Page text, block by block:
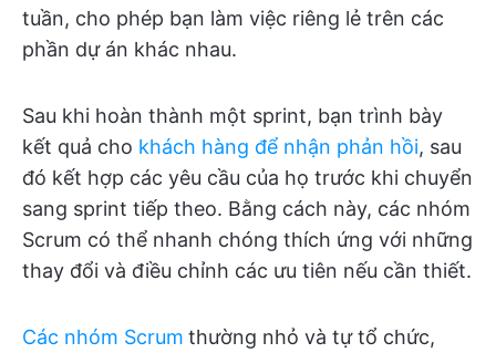
tuần, cho phép bạn làm việc riêng lẻ trên các
phần dự án khác nhau.
Sau khi hoàn thành một sprint, bạn trình bày
kết quả cho khách hàng để nhận phản hồi, sau
đó kết hợp các yêu cầu của họ trước khi chuyển
sang sprint tiếp theo. Bằng cách này, các nhóm
Scrum có thể nhanh chóng thích ứng với những
thay đổi và điều chỉnh các ưu tiên nếu cần thiết.
Các nhóm Scrum thường nhỏ và tự tổ chức,